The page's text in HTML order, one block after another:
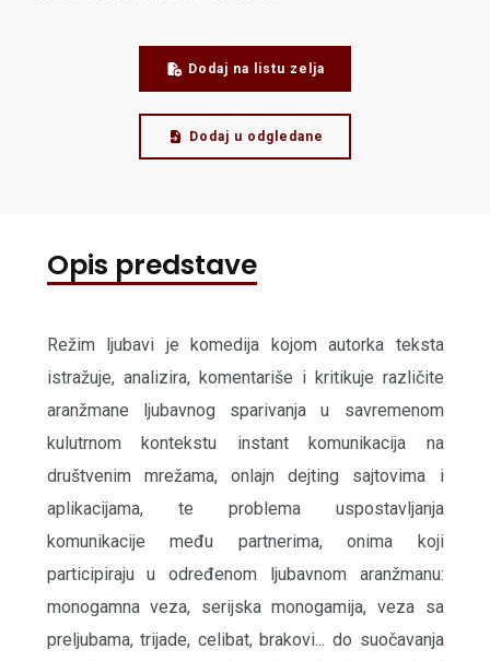
Dodaj na listu zelja
Dodaj u odgledane
Opis predstave
Režim ljubavi je komedija kojom autorka teksta
istražuje, analizira, komentariše i kritikuje različite
aranžmane ljubavnog sparivanja u savremenom
kulutrnom kontekstu instant komunikacija na
društvenim mrežama, onlajn dejting sajtovima i
aplikacijama, te problema uspostavljanja
komunikacije među partnerima, onima koji
participiraju u određenom ljubavnom aranžmanu:
monogamna veza, serijska monogamija, veza sa
preljubama, trijade, celibat, brakovi... do suočavanja